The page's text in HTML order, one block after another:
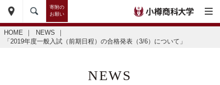
寄附の
お願い
HOME ｜ NEWS
｜
「2019年度一般入試（前期日程）の合格発表（3/6）について」
NEWS